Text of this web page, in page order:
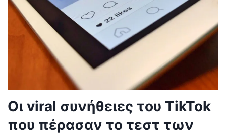
Οι viral συνήθειες του TikTok
που πέρασαν το τεστ των